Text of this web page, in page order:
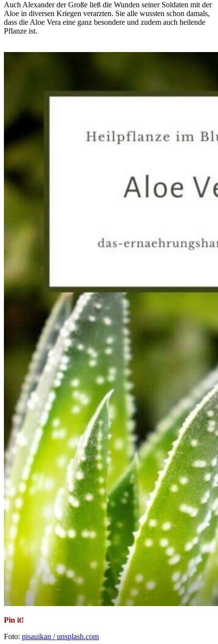
Auch Alexander der Große ließ die Wunden seiner Soldaten mit der
Aloe in diversen Kriegen verarzten. Sie alle wussten schon damals,
dass die Aloe Vera eine ganz besondere und zudem auch heilende
Pflanze ist.
Pin it!
Foto: pisauikan / unsplash.com